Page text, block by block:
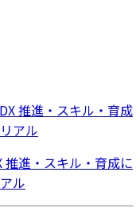
推進・スキル・育成
アル
推進・スキル・育成に
ル